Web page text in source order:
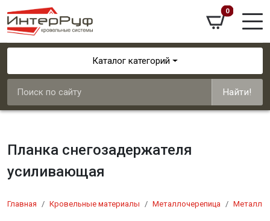
0
Каталог категорий
Найти!
Планка снегозадержателя
усиливающая
Главная Кровельные материалы Металлочерепица